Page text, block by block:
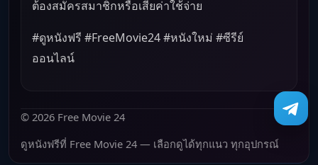
ต้องสมัครสมาชิกหรือเสียค่าใช้จ่าย
#ดูหนังฟรี #FreeMovie24 #หนังใหม่ #ซีรีย์
ออนไลน์
© 2026 Free Movie 24
ดูหนังฟรีที่ Free Movie 24 — เลือกดูได้ทุกแนว ทุกอุปกรณ์